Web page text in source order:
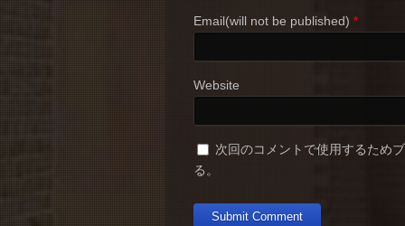
Email(will not be published) *
Website
次回のコメントで使用するため
る。